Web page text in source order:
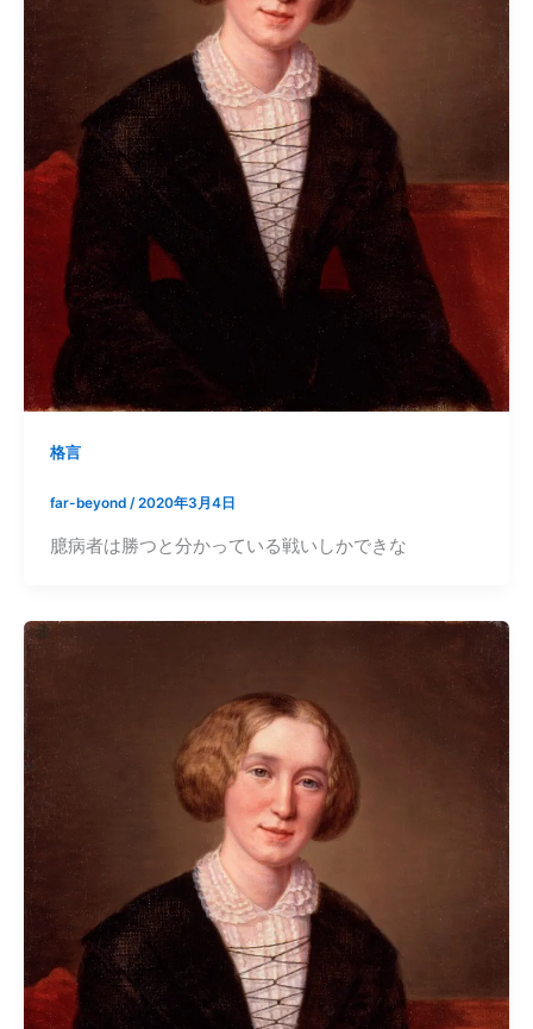
格言
far-beyond /2020年3月4日
臆病者は勝つと分かっている戦いしかできな